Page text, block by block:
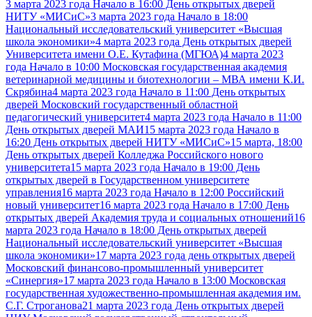
3 марта 2023 года Начало в 16:00 День открытых дверей
НИТУ «МИСиС»3 марта 2023 года Начало в 18:00
Национальный исследовательский университет «Высшая
школа экономики»4 марта 2023 года День открытых дверей
Университета имени О.Е. Кутафина (МГЮА)4 марта 2023
года Начало в 10:00 Московская государственная академия
ветеринарной медицины и биотехнологии – МВА имени К.И.
Скрябина4 марта 2023 года Начало в 11:00 День открытых
дверей Московский государственный областной
педагогический университет4 марта 2023 года Начало в 11:00
День открытых дверей МАИ15 марта 2023 года Начало в
16:20 День открытых дверей НИТУ «МИСиС»15 марта, 18:00
День открытых дверей Колледжа Российского нового
университета15 марта 2023 года Начало в 19:00 День
открытых дверей в Государственном университете
управления16 марта 2023 года Начало в 12:00 Российский
новый университет16 марта 2023 года Начало в 17:00 День
открытых дверей Академия труда и социальных отношений16
марта 2023 года Начало в 18:00 День открытых дверей
Национальный исследовательский университет «Высшая
школа экономики»17 марта 2023 года день открытых дверей
Московский финансово-промышленный университет
«Синергия»17 марта 2023 года Начало в 13:00 Московская
государственная художественно-промышленная академия им.
С.Г. Строганова21 марта 2023 года День открытых дверей